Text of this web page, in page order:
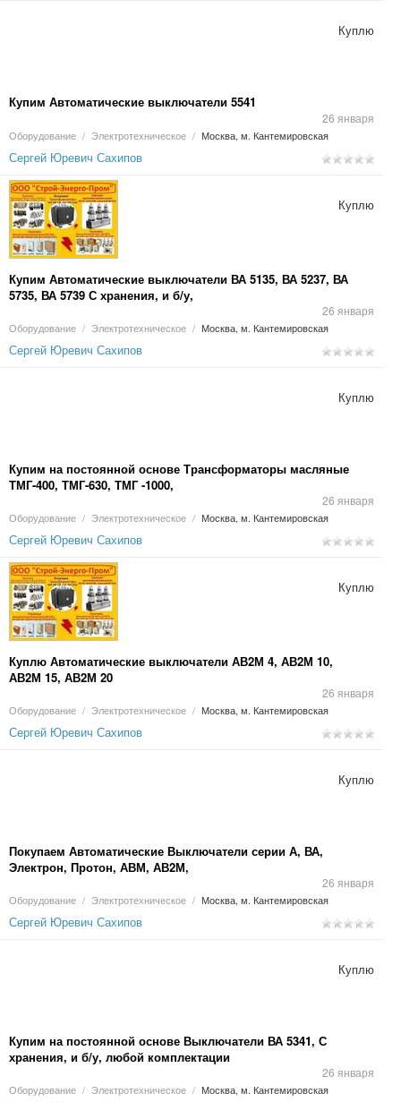
Купим Автоматические выключатели 5541
26 января
Оборудование / Электротехническое / Москва, м. Кантемировская
Куплю
Сергей Юревич Сахипов
Купим Автоматические выключатели ВА 5135, ВА 5237, ВА
5735, ВА 5739 С хранения, и б/у,
26 января
Оборудование / Электротехническое / Москва, м. Кантемировская
Куплю
Сергей Юревич Сахипов
Купим на постоянной основе Трансформаторы масляные
ТМГ-400, ТМГ-630, ТМГ -1000,
26 января
Оборудование / Электротехническое / Москва, м. Кантемировская
Куплю
Сергей Юревич Сахипов
Куплю Автоматические выключатели АВ2М 4, АВ2М 10,
АВ2М 15, АВ2М 20
26 января
Оборудование / Электротехническое / Москва, м. Кантемировская
Куплю
Сергей Юревич Сахипов
Покупаем Автоматические Выключатели серии А, ВА,
Электрон, Протон, АВМ, АВ2М,
26 января
Оборудование / Электротехническое / Москва, м. Кантемировская
Куплю
Сергей Юревич Сахипов
Купим на постоянной основе Выключатели ВА 5341, С
хранения, и б/у, любой комплектации
26 января
Оборудование / Электротехническое / Москва, м. Кантемировская
Куплю